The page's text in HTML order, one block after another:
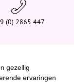
(0) 2865 447
gezellig
ervaringen